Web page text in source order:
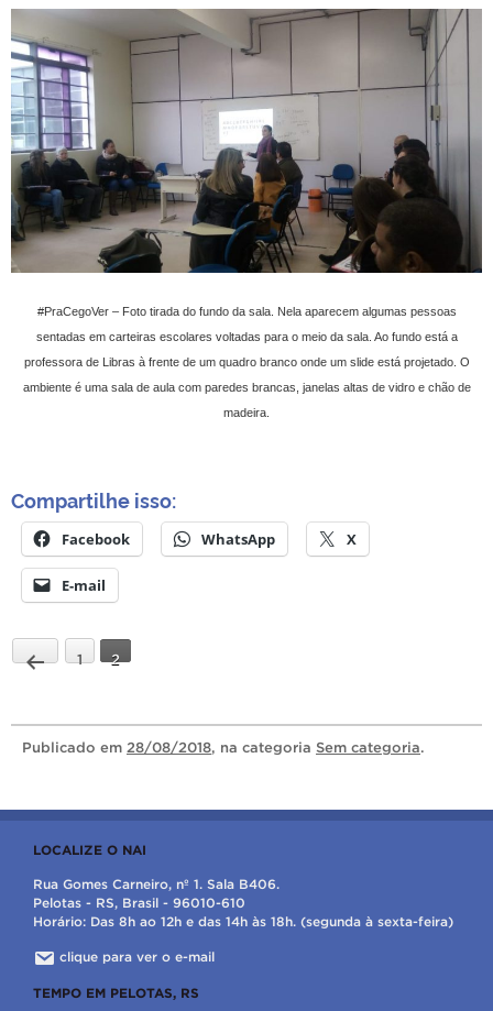
#PraCegoVer – Foto tirada do fundo da sala. Nela aparecem algumas pessoas
sentadas em carteiras escolares voltadas para o meio da sala. Ao fundo está a
professora de Libras à frente de um quadro branco onde um slide está projetado. O
ambiente é uma sala de aula com paredes brancas, janelas altas de vidro e chão de
madeira.
Compartilhe isso:
Facebook WhatsApp X
E-mail
1 2
Publicado em 28/08/2018, na categoria Sem categoria.
LOCALIZE O NAI
Rua Gomes Carneiro, nº 1. Sala B406.
Pelotas - RS, Brasil - 96010-610
Horário: Das 8h ao 12h e das 14h às 18h. (segunda à sexta-feira)
clique para ver o e-mail
TEMPO EM PELOTAS, RS